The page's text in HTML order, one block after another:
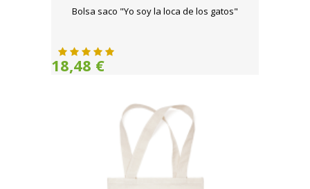
Bolsa saco "Yo soy la loca de los gatos"
18,48 €